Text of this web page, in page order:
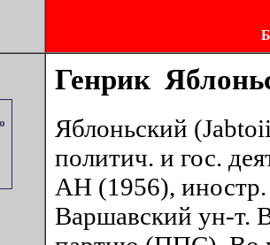
Генрик
Яблоньский
политич. и гос.
АН (1956),
Варшавский ун-т.